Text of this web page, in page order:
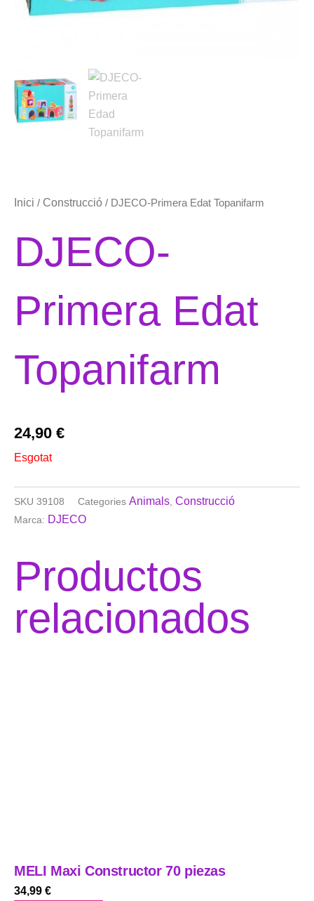
Inici / Construcció / DJECO-Primera Edat Topanifarm
DJECO-
Primera Edat
Topanifarm
24,90 €
Esgotat
SKU 39108 Categories Animals, Construcció
Marca: DJECO
Productos
relacionados
MELI Maxi Constructor 70 piezas
34,99 €